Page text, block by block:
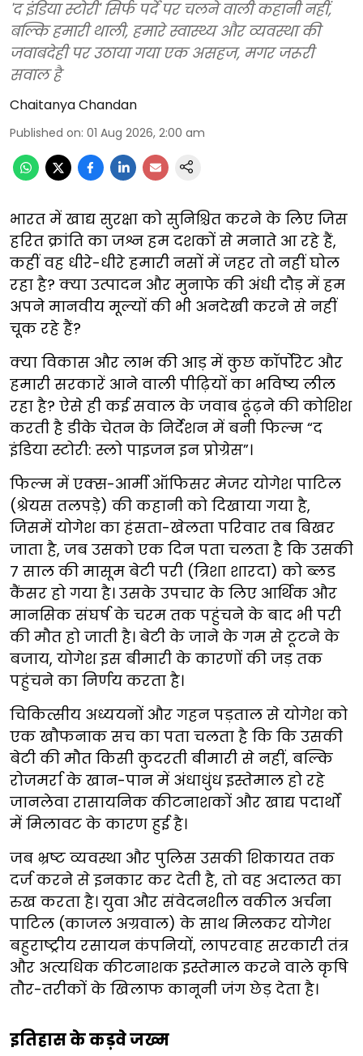
'द इंडिया स्टोरी' सिर्फ पर्दे पर चलने वाली कहानी नहीं,
बल्कि हमारी थाली, हमारे स्वास्थ्य और व्यवस्था की
जवाबदेही पर उठाया गया एक असहज, मगर जरूरी
सवाल है
Chaitanya Chandan
Published on: 01 Aug 2026, 2:00 am
भारत में खाद्य सुरक्षा को सुनिश्चित करने के लिए जिस
हरित क्रांति का जश्न हम दशकों से मनाते आ रहे हैं,
कहीं वह धीरे-धीरे हमारी नसों में जहर तो नहीं घोल
रहा है? क्या उत्पादन और मुनाफे की अंधी दौड़ में हम
अपने मानवीय मूल्यों की भी अनदेखी करने से नहीं
चूक रहे हैं?
क्या विकास और लाभ की आड़ में कुछ कॉर्पोरेट और
हमारी सरकारें आने वाली पीढ़ियों का भविष्य लील
रहा है? ऐसे ही कई सवाल के जवाब ढूंढ़ने की कोशिश
करती है डीके चेतन के निर्देशन में बनी फिल्म “द
इंडिया स्टोरी: स्लो पाइजन इन प्रोग्रेस”।
फिल्म में एक्स-आर्मी ऑफिसर मेजर योगेश पाटिल
(श्रेयस तलपड़े) की कहानी को दिखाया गया है,
जिसमें योगेश का हंसता-खेलता परिवार तब बिखर
जाता है, जब उसको एक दिन पता चलता है कि उसकी
7 साल की मासूम बेटी परी (त्रिशा शारदा) को ब्लड
कैंसर हो गया है। उसके उपचार के लिए आर्थिक और
मानसिक संघर्ष के चरम तक पहुंचने के बाद भी परी
की मौत हो जाती है। बेटी के जाने के गम से टूटने के
बजाय, योगेश इस बीमारी के कारणों की जड़ तक
पहुंचने का निर्णय करता है।
चिकित्सीय अध्ययनों और गहन पड़ताल से योगेश को
एक खौफनाक सच का पता चलता है कि कि उसकी
बेटी की मौत किसी कुदरती बीमारी से नहीं, बल्कि
रोजमर्रा के खान-पान में अंधाधुंध इस्तेमाल हो रहे
जानलेवा रासायनिक कीटनाशकों और खाद्य पदार्थों
में मिलावट के कारण हुई है।
जब भ्रष्ट व्यवस्था और पुलिस उसकी शिकायत तक
दर्ज करने से इनकार कर देती है, तो वह अदालत का
रुख करता है। युवा और संवेदनशील वकील अर्चना
पाटिल (काजल अग्रवाल) के साथ मिलकर योगेश
बहुराष्ट्रीय रसायन कंपनियों, लापरवाह सरकारी तंत्र
और अत्यधिक कीटनाशक इस्तेमाल करने वाले कृषि
तौर-तरीकों के खिलाफ कानूनी जंग छेड़ देता है।
इतिहास के कड़वे जख्म